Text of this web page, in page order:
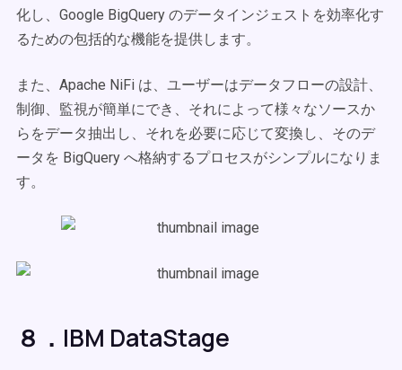
化し、Google BigQuery のデータインジェストを効率化す
るための包括的な機能を提供します。
また、Apache NiFi は、ユーザーはデータフローの設計、
制御、監視が簡単にでき、それによって様々なソースか
らをデータ抽出し、それを必要に応じて変換し、そのデ
ータを BigQuery へ格納するプロセスがシンプルになりま
す。
８．IBM DataStage